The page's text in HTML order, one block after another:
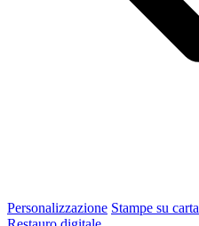
Personalizzazione Stampe su carta